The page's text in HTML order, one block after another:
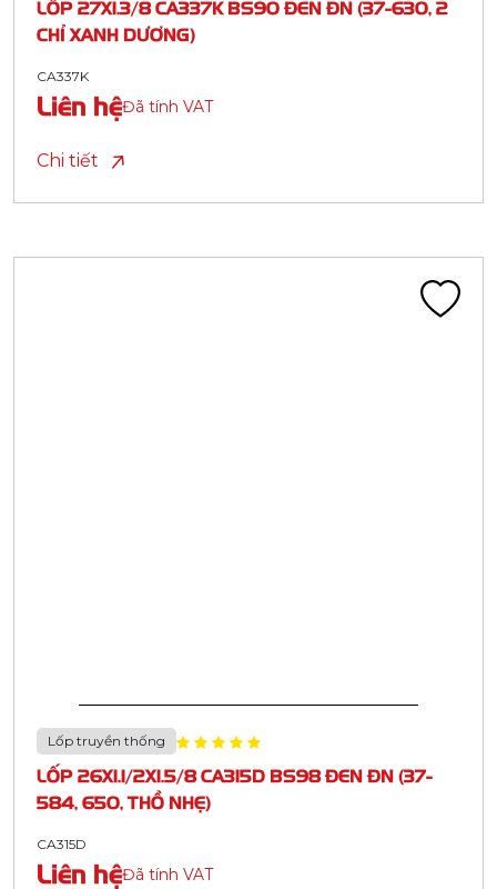
LỐP 27X1.3/8 CA337K BS90 ĐEN ĐN (37-630, 2
CHỈ XANH DƯƠNG)
CA337K
Liên hệĐã tính VAT
Chi tiết
Lốp truyền thống
LỐP 26X1.1/2X1.5/8 CA315D BS98 ĐEN ĐN (37-
584, 650, THỒ NHẸ)
CA315D
Liên hệĐã tính VAT